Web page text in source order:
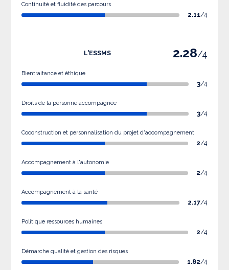
Continuité et fluidité des parcours
2.11/4
L'ESSMS 2.28/4
Bientraitance et éthique
3/4
Droits de la personne accompagnée
3/4
Coconstruction et personnalisation du projet d'accompagnement
2/4
Accompagnement à l'autonomie
2/4
Accompagnement à la santé
2.17/4
Politique ressources humaines
2/4
Démarche qualité et gestion des risques
1.82/4